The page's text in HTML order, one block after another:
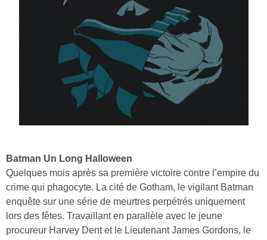
Batman Un Long Halloween
Quelques mois après sa première victoire contre l’empire du
crime qui phagocyte. La cité de Gotham, le vigilant Batman
enquête sur une série de meurtres perpétrés uniquement
lors des fêtes. Travaillant en parallèle avec le jeune
procureur Harvey Dent et le Lieutenant James Gordons, le